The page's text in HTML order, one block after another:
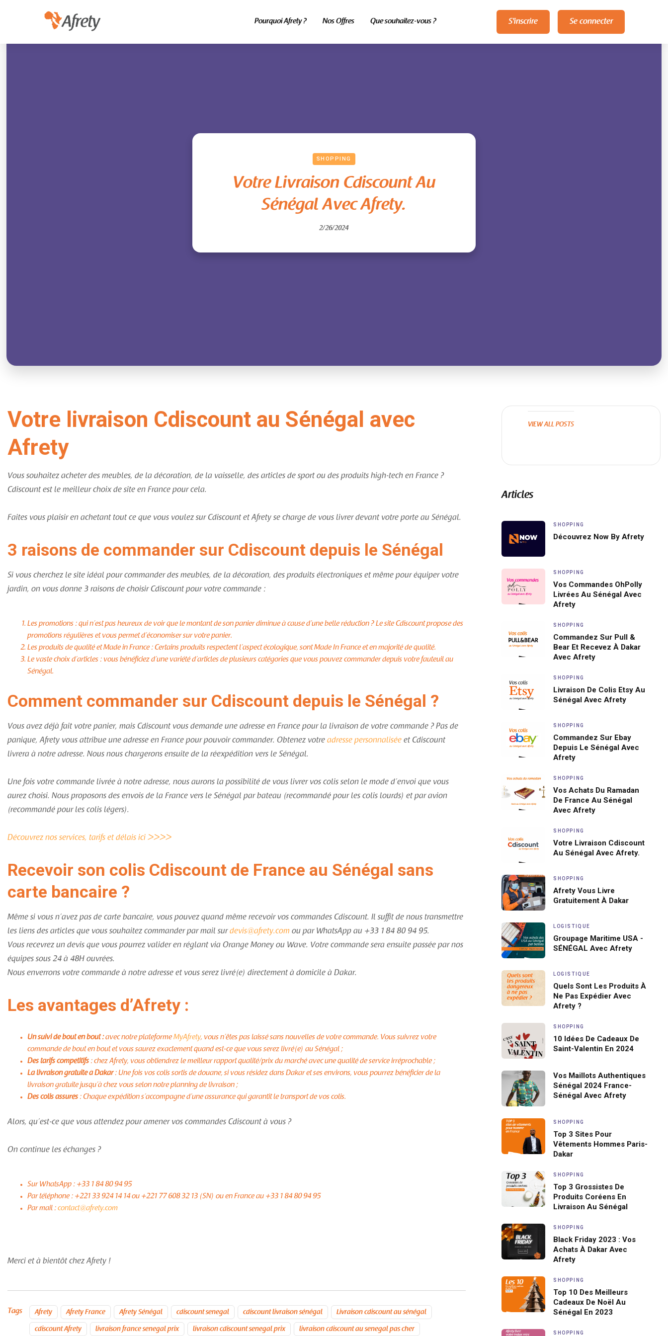
Pourquoi Afrety ? Nos Offres Que souhaitez-vous ? S'inscrire Se connecter
SHOPPING
Votre Livraison Cdiscount Au
Sénégal Avec Afrety.
2/26/2024
Votre livraison Cdiscount au Sénégal avec
Afrety
Vous souhaitez acheter des meubles, de la décoration, de la vaisselle, des articles de sport ou des produits high-tech en France ?
Cdiscount est le meilleur choix de site en France pour cela.
Faites vous plaisir en achetant tout ce que vous voulez sur Cdiscount et Afrety se charge de vous livrer devant votre porte au Sénégal.
3 raisons de commander sur Cdiscount depuis le Sénégal
Si vous cherchez le site idéal pour commander des meubles, de la décoration, des produits électroniques et même pour équiper votre
jardin, on vous donne 3 raisons de choisir Cdiscount pour votre commande :
Les promotions : qui n’est pas heureux de voir que le montant de son panier diminue à cause d’une belle réduction ? Le site Cdiscount propose des
promotions régulières et vous permet d’économiser sur votre panier.
Les produits de qualité et Made in France : Certains produits respectent l’aspect écologique, sont Made In France et en majorité de qualité.
Le vaste choix d’articles : vous bénéficiez d’une variété d’articles de plusieurs catégories que vous pouvez commander depuis votre fauteuil au
Sénégal.
Comment commander sur Cdiscount depuis le Sénégal ?
Vous avez déjà fait votre panier, mais Cdiscount vous demande une adresse en France pour la livraison de votre commande ? Pas de
panique, Afrety vous attribue une adresse en France pour pouvoir commander. Obtenez votre adresse personnalisée et Cdiscount
livrera à notre adresse. Nous nous chargerons ensuite de la réexpédition vers le Sénégal.
Une fois votre commande livrée à notre adresse, nous aurons la possibilité de vous livrer vos colis selon le mode d’envoi que vous
aurez choisi. Nous proposons des envois de la France vers le Sénégal par bateau (recommandé pour les colis lourds) et par avion
(recommandé pour les colis légers).
Découvrez nos services, tarifs et délais ici >>>>
Recevoir son colis Cdiscount de France au Sénégal sans
carte bancaire ?
Même si vous n’avez pas de carte bancaire, vous pouvez quand même recevoir vos commandes Cdiscount. Il suffit de nous transmettre
les liens des articles que vous souhaitez commander par mail surdevis@afrety.com ou par WhatsApp au +33 1 84 80 94 95.
Vous recevrez un devis que vous pourrez valider en réglant via Orange Money ou Wave. Votre commande sera ensuite passée par nos
équipes sous 24 à 48H ouvrées.
Nous enverrons votre commande à notre adresse et vous serez livré(e) directement à domicile à Dakar.
Les avantages d’Afrety :
Un suivi de bout en bout :avec notre plateformeMyAfrety, vous n’êtes pas laissé sans nouvelles de votre commande. Vous suivrez votre
commande de bout en bout et vous saurez exactement quand est-ce que vous serez livré(e) au Sénégal ;
Des tarifs compétitifs : chez Afrety, vous obtiendrez le meilleur rapport qualité/prix du marché avec une qualité de service irréprochable ;
La livraison gratuite à Dakar : Une fois vos colis sortis de douane, si vous résidez dans Dakar et ses environs, vous pourrez bénéficier de la
livraison gratuite jusqu’à chez vous selon notre planning de livraison ;
Des colis assurés : Chaque expédition s’accompagne d’une assurance qui garantit le transport de vos colis.
Alors, qu’est-ce que vous attendez pour amener vos commandes Cdiscount à vous ?
On continue les échanges ?
Sur WhatsApp : +33 1 84 80 94 95
Par téléphone : +221 33 924 14 14 ou +221 77 608 32 13 (SN) ou en France au +33 1 84 80 94 95
Par mail : contact@afrety.com
Merci et à bientôt chez Afrety !
Tags Afrety Afrety France Afrety Sénégal cdiscount senegal cdiscount livraison sénégal Livraison cdiscount au sénégal
cdiscount Afrety livraison france senegal prix livraison cdiscount senegal prix livraison cdiscount au senegal pas cher
VIEW ALL POSTS
Articles
SHOPPING
Découvrez Now By Afrety
SHOPPING
Vos Commandes OhPolly
Livrées Au Sénégal Avec
Afrety
SHOPPING
Commandez Sur Pull &
Bear Et Recevez À Dakar
Avec Afrety
SHOPPING
Livraison De Colis Etsy Au
Sénégal Avec Afrety
SHOPPING
Commandez Sur Ebay
Depuis Le Sénégal Avec
Afrety
SHOPPING
Vos Achats Du Ramadan
De France Au Sénégal
Avec Afrety
SHOPPING
Votre Livraison Cdiscount
Au Sénégal Avec Afrety.
SHOPPING
Afrety Vous Livre
Gratuitement À Dakar
LOGISTIQUE
Groupage Maritime USA -
SÉNÉGAL Avec Afrety
LOGISTIQUE
Quels Sont Les Produits À
Ne Pas Expédier Avec
Afrety ?
SHOPPING
10 Idées De Cadeaux De
Saint-Valentin En 2024
Vos Maillots Authentiques
Sénégal 2024 France-
Sénégal Avec Afrety
SHOPPING
Top 3 Sites Pour
Vêtements Hommes Paris-
Dakar
SHOPPING
Top 3 Grossistes De
Produits Coréens En
Livraison Au Sénégal
SHOPPING
Black Friday 2023 : Vos
Achats À Dakar Avec
Afrety
SHOPPING
Top 10 Des Meilleurs
Cadeaux De Noël Au
Sénégal En 2023
SHOPPING